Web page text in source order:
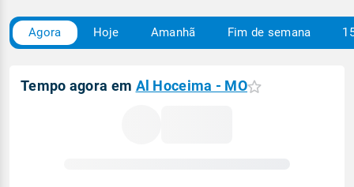
Agora Hoje Amanhã Fim de semana
Tempo agora em Al Hoceima - MO
Carregando
condições